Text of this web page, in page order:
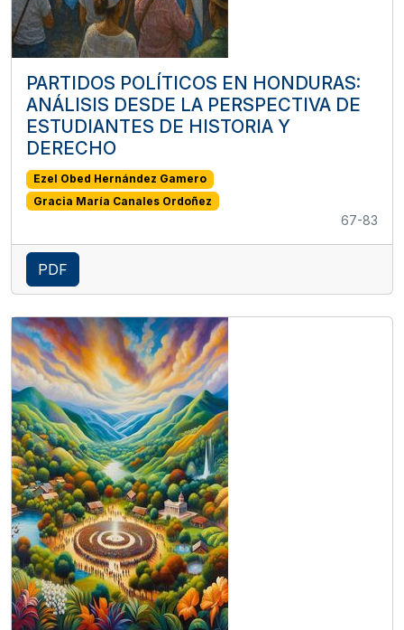
PARTIDOS POLÍTICOS EN HONDURAS:
ANÁLISIS DESDE LA PERSPECTIVA DE
ESTUDIANTES DE HISTORIA Y
DERECHO
Ezel Obed Hernández Gamero
Gracia María Canales Ordoñez
67-83
PDF